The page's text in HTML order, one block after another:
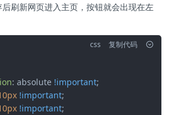
后刷新网页进入主页，按钮就会出现在左
css 复制代码
: absolute !important;
!important;
!important;